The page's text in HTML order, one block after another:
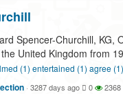
Spencer-Churchill, KG,
United Kingdom from
(1) entertained (1) agree (1)
· 3287 days ago 0 2368